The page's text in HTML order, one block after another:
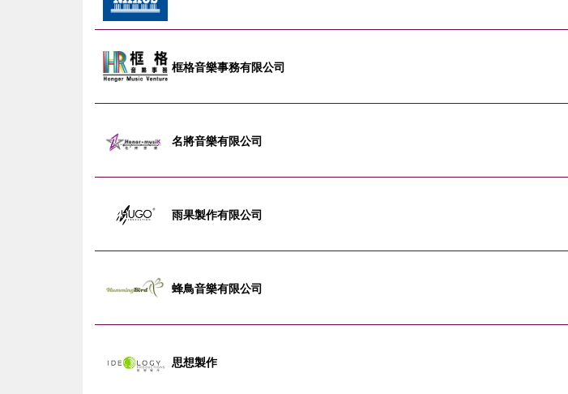
框格音樂事務有限公司
名將音樂有限公司
雨果製作有限公司
蜂鳥音樂有限公司
思想製作